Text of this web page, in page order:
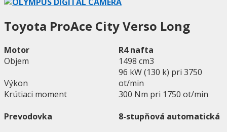
Toyota ProAce City Verso Long
Motor
R4 nafta
Objem
1498 cm3
Výkon
96 kW (130 k) pri 3750
ot/min
Krútiaci moment
300 Nm pri 1750 ot/min
Prevodovka
8-stupňová automatická